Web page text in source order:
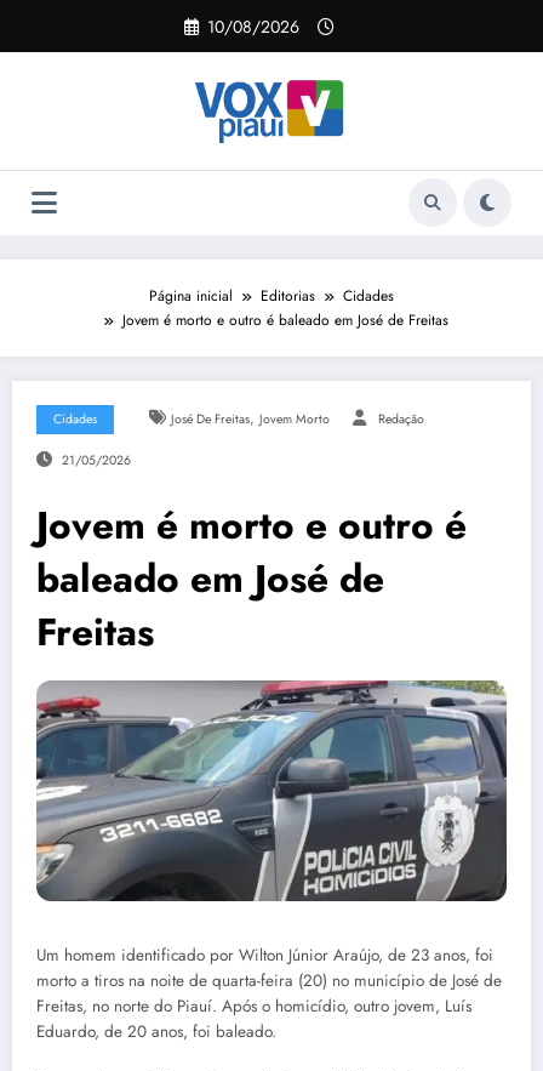
o
10/08/2026
Página inicial Editorias
Cidades
Jovem é morto e outro é baleado em José de Freitas
Cidades José De Freitas, Jovem Morto Redação
21/05/2026
Jovem é morto e outro é
baleado em José de
Freitas
Um homem identificado por Wilton Júnior Araújo, de 23 anos, foi
morto a tiros na noite de quarta-feira (20) no município de José de
Freitas, no norte do Piauí. Após o homicídio, outro jovem, Luís
Eduardo, de 20 anos, foi baleado.